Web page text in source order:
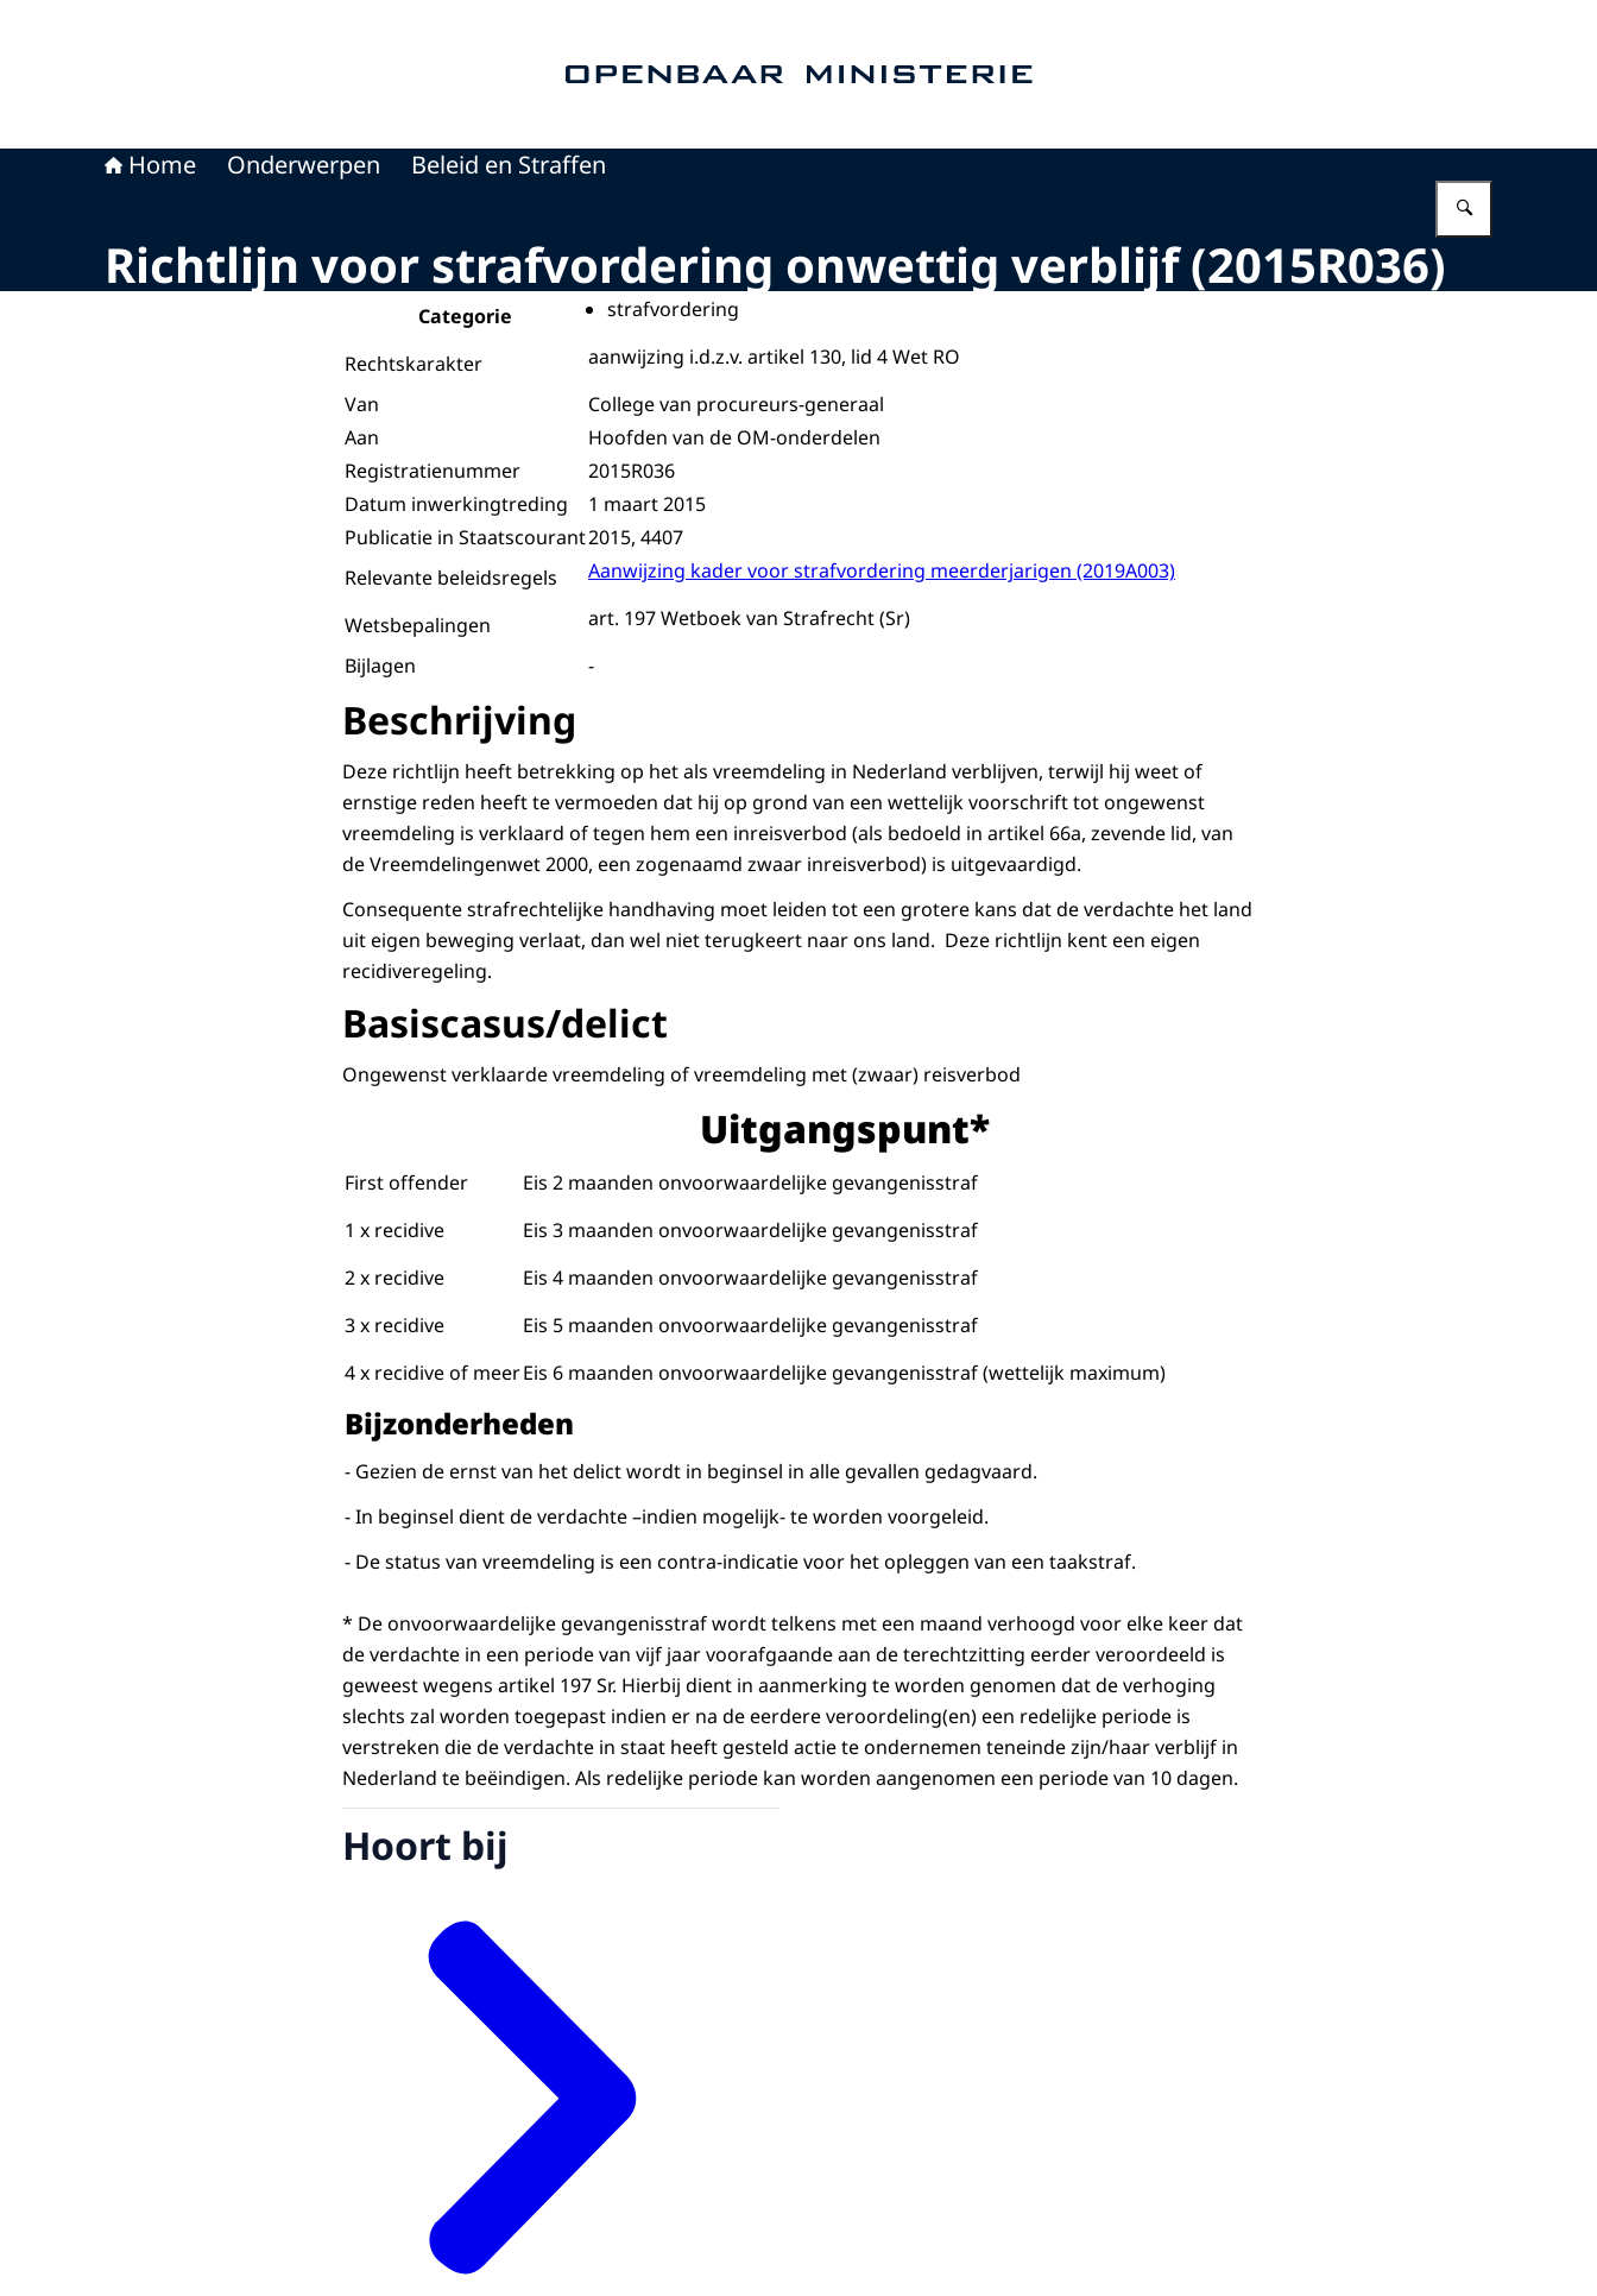
Home Onderwerpen Beleid en Straffen
Richtlijn voor strafvordering onwettig verblijf (2015R036)
Categorie strafvordering
Rechtskarakter
aanwijzing i.d.z.v. artikel 130, lid 4 Wet RO
Van
College van procureurs-generaal
Aan
Hoofden van de OM-onderdelen
Registratienummer
2015R036
Datum inwerkingtreding
1 maart 2015
Publicatie in Staatscourant2015, 4407
Relevante beleidsregels
Aanwijzing kader voor strafvordering meerderjarigen (2019A003)
Wetsbepalingen
art. 197 Wetboek van Strafrecht (Sr)
Bijlagen
-
Beschrijving
Deze richtlijn heeft betrekking op het als vreemdeling in Nederland verblijven, terwijl hij weet of
ernstige reden heeft te vermoeden dat hij op grond van een wettelijk voorschrift tot ongewenst
vreemdeling is verklaard of tegen hem een inreisverbod (als bedoeld in artikel 66a, zevende lid, van
de Vreemdelingenwet 2000, een zogenaamd zwaar inreisverbod) is uitgevaardigd.
Consequente strafrechtelijke handhaving moet leiden tot een grotere kans dat de verdachte het land
uit eigen beweging verlaat, dan wel niet terugkeert naar ons land. Deze richtlijn kent een eigen
recidiveregeling.
Basiscasus/delict
Ongewenst verklaarde vreemdeling of vreemdeling met (zwaar) reisverbod
Uitgangspunt*
First offender
Eis 2 maanden onvoorwaardelijke gevangenisstraf
1 x recidive
Eis 3 maanden onvoorwaardelijke gevangenisstraf
2 x recidive
Eis 4 maanden onvoorwaardelijke gevangenisstraf
3 x recidive
Eis 5 maanden onvoorwaardelijke gevangenisstraf
4 x recidive of meerEis 6 maanden onvoorwaardelijke gevangenisstraf (wettelijk maximum)
Bijzonderheden
- Gezien de ernst van het delict wordt in beginsel in alle gevallen gedagvaard.
- In beginsel dient de verdachte –indien mogelijk- te worden voorgeleid.
- De status van vreemdeling is een contra-indicatie voor het opleggen van een taakstraf.
* De onvoorwaardelijke gevangenisstraf wordt telkens met een maand verhoogd voor elke keer dat
de verdachte in een periode van vijf jaar voorafgaande aan de terechtzitting eerder veroordeeld is
geweest wegens artikel 197 Sr. Hierbij dient in aanmerking te worden genomen dat de verhoging
slechts zal worden toegepast indien er na de eerdere veroordeling(en) een redelijke periode is
verstreken die de verdachte in staat heeft gesteld actie te ondernemen teneinde zijn/haar verblijf in
Nederland te beëindigen. Als redelijke periode kan worden aangenomen een periode van 10 dagen.
Hoort bij